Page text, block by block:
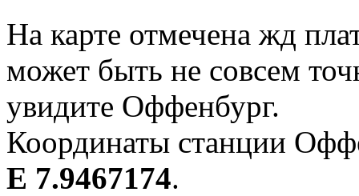
На карте отмечена жд
может быть не совсем
увидите Оффенбург.
Координаты станции
E 7.9467174.